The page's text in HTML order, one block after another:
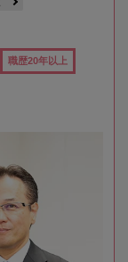
職歴20年以上